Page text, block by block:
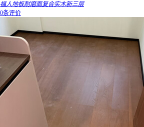
福人地板耐磨面复合实木新三层
0条评价